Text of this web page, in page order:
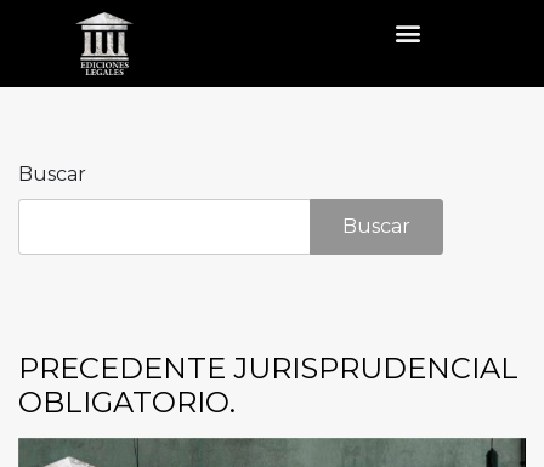
Buscar
Buscar
PRECEDENTE JURISPRUDENCIAL
OBLIGATORIO.